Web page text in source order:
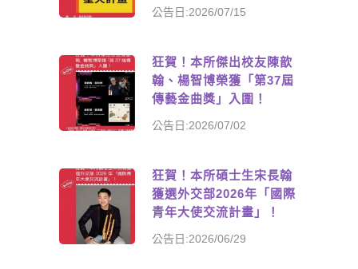
公告日:2026/07/15
狂賀！本所傑出校友陳歆
翰、楊智博榮獲「第37屆
傳藝金曲獎」入圍！
公告日:2026/07/02
狂賀！本所碩士生宋長翰
獲選外交部2026年「國際
青年大使交流計畫」！
公告日:2026/06/29